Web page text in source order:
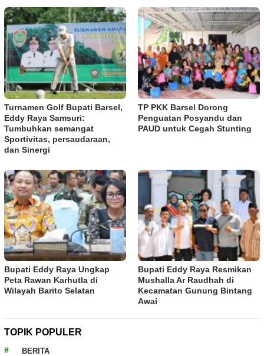
Turnamen Golf Bupati Barsel,
Eddy Raya Samsuri:
Tumbuhkan semangat
Sportivitas, persaudaraan,
dan Sinergi
TP PKK Barsel Dorong
Penguatan Posyandu dan
PAUD untuk Cegah Stunting
Bupati Eddy Raya Ungkap
Peta Rawan Karhutla di
Wilayah Barito Selatan
Bupati Eddy Raya Resmikan
Mushalla Ar Raudhah di
Kecamatan Gunung Bintang
Awai
TOPIK POPULER
BERITA